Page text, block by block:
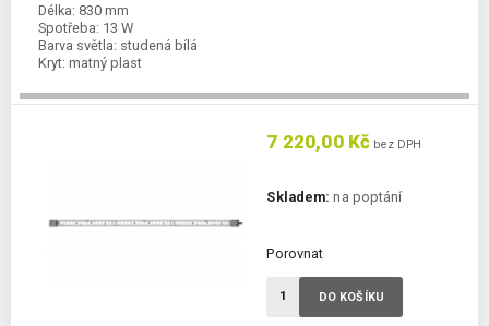
Délka: 830 mm
Spotřeba: 13 W
Barva světla: studená bílá
Kryt: matný plast
7 220,00 Kč bez DPH
Skladem: na poptání
Porovnat
DO KOŠÍKU